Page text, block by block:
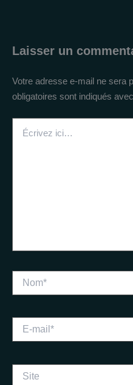
Laisser un
Votre adresse e-mail ne sera
obligatoires sont indiqués avec
ici…
Nom*
mail*